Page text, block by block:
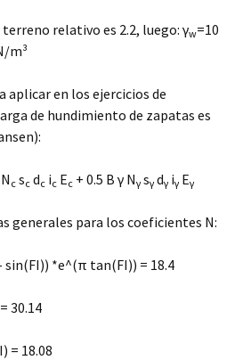
relativo es 2.2, luego: γw=10
m³
aplicar en los ejercicios de
de hundimiento de zapatas es
c sc dc ic Ec + 0.5 B γ Nγ sγ dγ iγ Eγ
generales para los coeficientes N:
sin(FI)) *e^(π tan(FI)) = 18.4
30.14
= 18.08